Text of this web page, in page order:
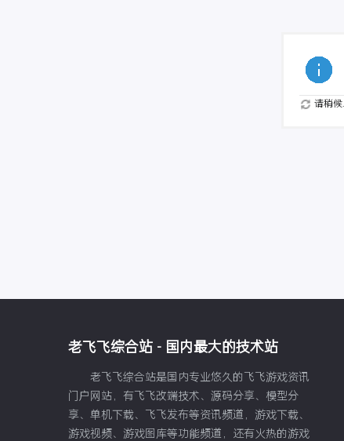
请稍候...
老飞飞综合站 - 国内最大的技术站
老飞飞综合站是国内专业悠久的飞飞游戏资讯
门户网站，有飞飞改端技术、源码分享、模型分
享、单机下载、飞飞发布等资讯频道，游戏下载、
游戏视频、游戏图库等功能频道，还有火热的游戏